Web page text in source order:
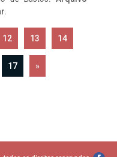
12 13 14
17 »